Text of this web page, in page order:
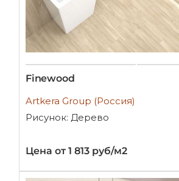
Finewood
Artkera Group (Россия)
Рисунок: Дерево
Цена от 1 813 руб/м2